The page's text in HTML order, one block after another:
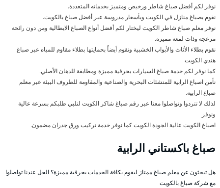
نوفر لكم أفضل صباغ شاطر ورخيص ومتميز بخدماته المتعددة.
نقوم بصباغ منازل في الكويت وبأسعار مدروسة عبر أفضل صباغ بالكويت.
نوفر معلم صباغ شاطر الكويت ليختار لكم أفضل أنواع الصباغ الايطالية ومن دون رائحة
مزعجة وذات لمعة مميزة.
نقوم بطلاء الأثاث والأبواب الخشبية ونقوم أيضاً بحمايتها بطلاء مقاوم للمياه عبر صباغ
هندي الكويت
كما نوفر لكم خدمة صباغ السيارات بحرفية مميزة ومطابقة للدهان الأصلي.
نأمن اصباغ الرابية للمنشئات البحرية والصناعية والمقاومة للظروف البيئة عبر معلم
صباغ الرابية.
لذلك لا تتردوا وتواصلوا معنا عبر رقم صباغ شاكر الكويت لنلبي طلبكم بسرعة عالية
ونوفر
اصباغ الكويت عالية الجودة الكويت كما نوفر خدمة تركيب ورق جدران مضمون.
صباغ باكستاني الرابية
هل تبحثون عن معلم صباغ ممتاز ليقوم بكافة الخدمات بحرفية مميزة؟ الحل عندنا تواصلوا
مع شركة صباغ بالكويت